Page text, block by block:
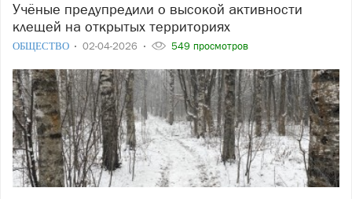
Учёные предупредили о высокой активности
клещей на открытых территориях
ОБЩЕСТВО 02-04-2026 549 просмотров